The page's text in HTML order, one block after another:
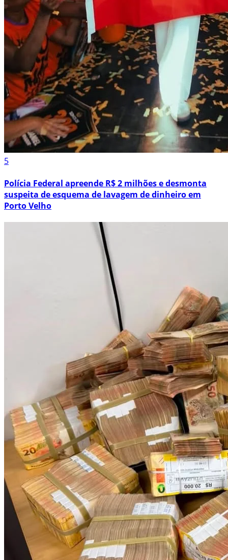
5
Polícia Federal apreende R$ 2 milhões e desmonta
suspeita de esquema de lavagem de dinheiro em
Porto Velho